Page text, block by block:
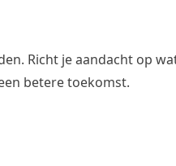
Richt je aandacht op
betere toekomst.